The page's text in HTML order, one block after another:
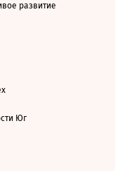
развитие
Юг